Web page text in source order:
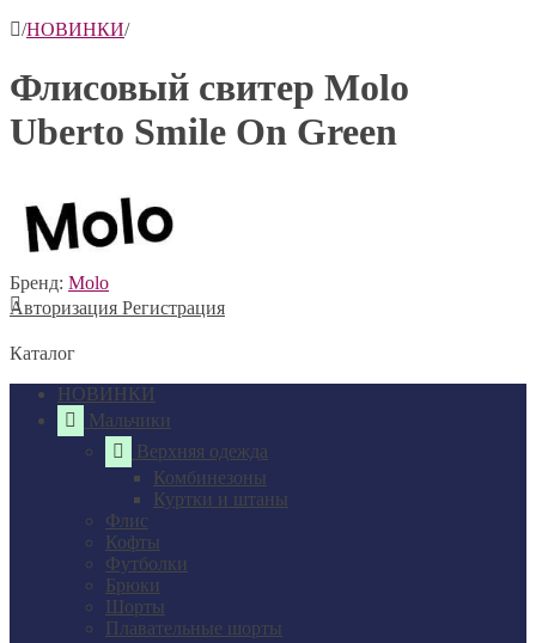
/НОВИНКИ/
Флисовый свитер Molo
Uberto Smile On Green
Бренд: Molo
Авторизация Регистрация
Каталог
НОВИНКИ
Мальчики
Верхняя одежда
Комбинезоны
Куртки и штаны
Флис
Кофты
Футболки
Брюки
Шорты
Плавательные шорты